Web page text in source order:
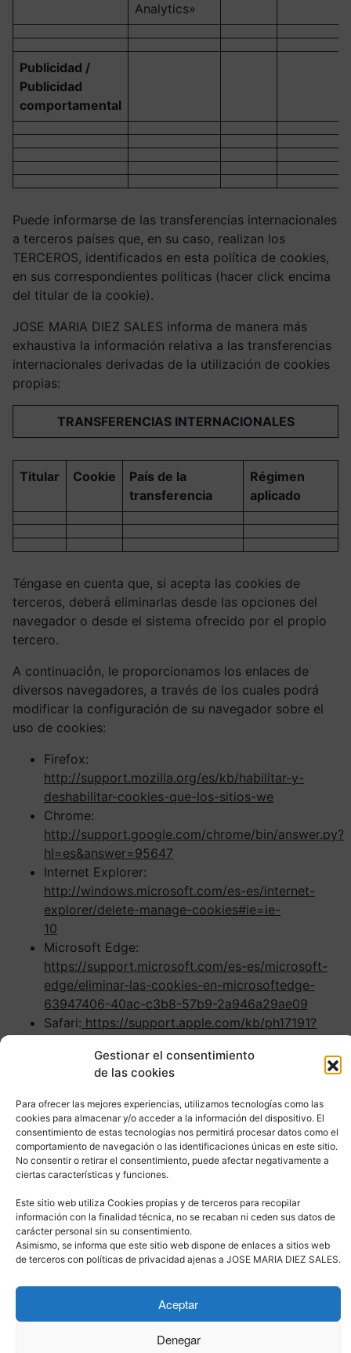
Gestionar el consentimiento
de las cookies
Para ofrecer las mejores experiencias, utilizamos tecnologías como las
cookies para almacenar y/o acceder a la información del dispositivo. El
consentimiento de estas tecnologías nos permitirá procesar datos como el
comportamiento de navegación o las identificaciones únicas en este sitio.
No consentir o retirar el consentimiento, puede afectar negativamente a
ciertas características y funciones.
Este sitio web utiliza Cookies propias y de terceros para recopilar
información con la finalidad técnica, no se recaban ni ceden sus datos de
carácter personal sin su consentimiento.
Asimismo, se informa que este sitio web dispone de enlaces a sitios web
de terceros con políticas de privacidad ajenas a JOSE MARIA DIEZ SALES.
Aceptar
Denegar
Analytics»
Publicidad /
Publicidad
comportamental
Puede informarse de las transferencias internacionales
a terceros países que, en su caso, realizan los
TERCEROS, identificados en esta política de cookies,
en sus correspondientes políticas (hacer click encima
del titular de la cookie).
JOSE MARIA DIEZ SALES informa de manera más
exhaustiva la información relativa a las transferencias
internacionales derivadas de la utilización de cookies
propias:
TRANSFERENCIAS INTERNACIONALES
Titular Cookie
País de la
transferencia
Régimen
aplicado
Téngase en cuenta que, si acepta las cookies de
terceros, deberá eliminarlas desde las opciones del
navegador o desde el sistema ofrecido por el propio
tercero.
A continuación, le proporcionamos los enlaces de
diversos navegadores, a través de los cuales podrá
modificar la configuración de su navegador sobre el
uso de cookies:
Firefox:
http://support.mozilla.org/es/kb/habilitar-y-
deshabilitar-cookies-que-los-sitios-we
Chrome:
http://support.google.com/chrome/bin/answer.py?
hl=es&answer=95647
Internet Explorer:
http://windows.microsoft.com/es-es/internet-
explorer/delete-manage-cookies#ie=ie-
10
Microsoft Edge:
https://support.microsoft.com/es-es/microsoft-
edge/eliminar-las-cookies-en-microsoftedge-
63947406-40ac-c3b8-57b9-2a946a29ae09
Safari: https://support.apple.com/kb/ph17191?
https://help.opera.com/en/latest/web-
preferences/#cookies
Para conocer más información sobre el tratamiento de
datos personales, le recomendamos visitar nuestro
apartado “Política de Privacidad”.
Última actualización: 17 de octubre de 2022
Reserved.
Code is Poetry | Proudly Powered by WordPress!